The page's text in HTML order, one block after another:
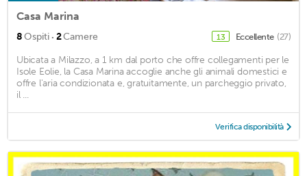
Casa Marina
8Ospiti · 2Camere 13 Eccellente (27)
Ubicata a Milazzo, a 1 km dal porto che offre collegamenti per le
Isole Eolie, la Casa Marina accoglie anche gli animali domestici e
offre l'aria condizionata e, gratuitamente, un parcheggio privato,
il ...
Verifica disponibilità